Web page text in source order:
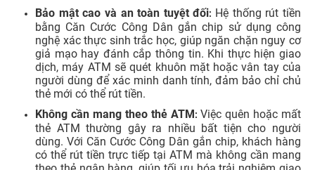
Bảo mật cao và an toàn tuyệt đối: Hệ thống rút tiền
bằng Căn Cước Công Dân gắn chip sử dụng công
nghệ xác thực sinh trắc học, giúp ngăn chặn nguy cơ
giả mạo hay đánh cắp thông tin. Khi thực hiện giao
dịch, máy ATM sẽ quét khuôn mặt hoặc vân tay của
người dùng để xác minh danh tính, đảm bảo chỉ chủ
thẻ mới có thể rút tiền.
Không cần mang theo thẻ ATM: Việc quên hoặc mất
thẻ ATM thường gây ra nhiều bất tiện cho người
dùng. Với Căn Cước Công Dân gắn chip, khách hàng
có thể rút tiền trực tiếp tại ATM mà không cần mang